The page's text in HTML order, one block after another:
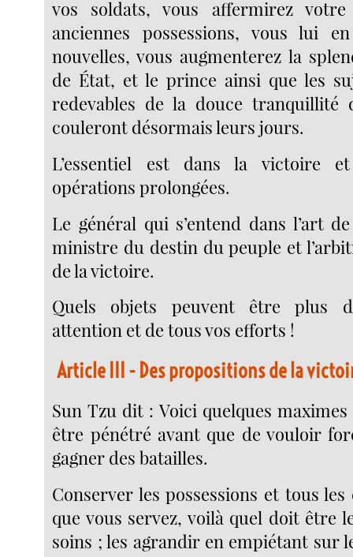
vos soldats, vous affermirez
anciennes possessions, vous lui
nouvelles, vous augmenterez la
de État, et le prince ainsi que les
redevables de la douce tranquillité
couleront désormais leurs jours.
L’essentiel est dans la victoire
opérations prolongées.
Le général qui s’entend dans l’art
ministre du destin du peuple et
de la victoire.
Quels objets peuvent être plus
attention et de tous vos efforts !
Article III - Des propositions de la
Sun Tzu dit : Voici quelques
être pénétré avant que de vouloir
gagner des batailles.
Conserver les possessions et tous
que vous servez, voilà quel doit être
soins ; les agrandir en empiétant sur